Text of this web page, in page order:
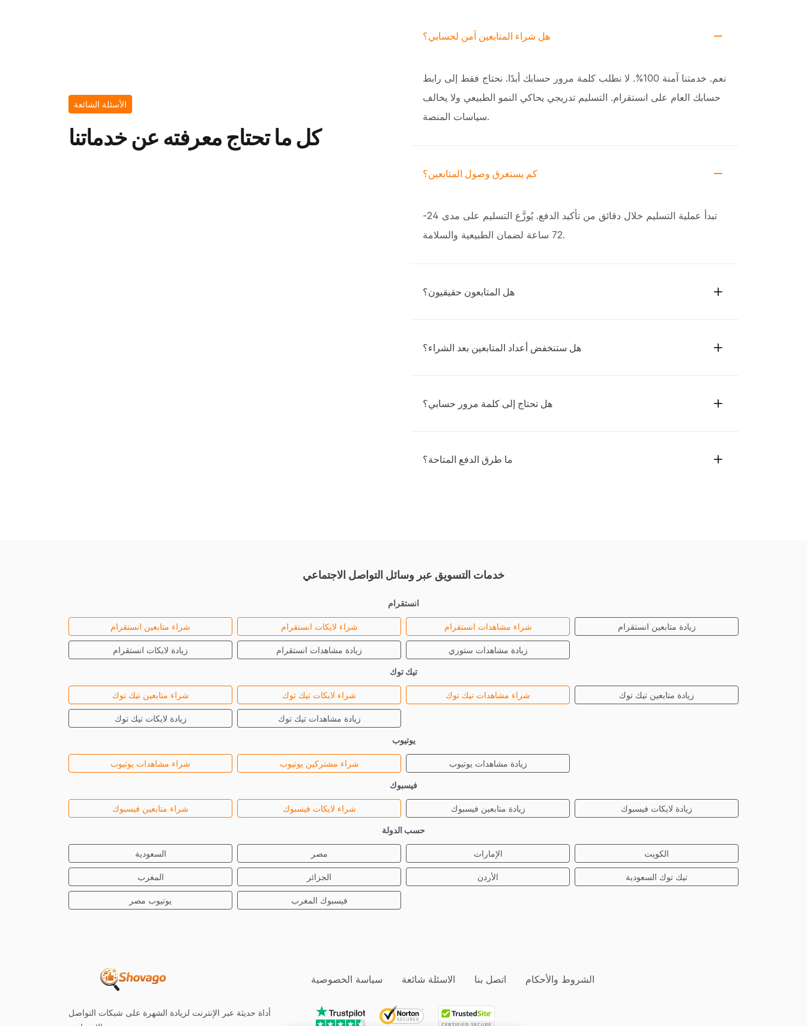
الأسئلة الشائعة
كل ما تحتاج معرفته عن خدماتنا
هل شراء المتابعين آمن لحسابي؟
نعم. خدمتنا آمنة 100%. لا نطلب كلمة مرور حسابك أبدًا. نحتاج فقط إلى رابط
حسابك العام على انستقرام. التسليم تدريجي يحاكي النمو الطبيعي ولا يخالف
سياسات المنصة.
كم يستغرق وصول المتابعين؟
تبدأ عملية التسليم خلال دقائق من تأكيد الدفع. يُوزَّع التسليم على مدى 24-
72 ساعة لضمان الطبيعية والسلامة.
هل المتابعون حقيقيون؟
هل ستنخفض أعداد المتابعين بعد الشراء؟
هل تحتاج إلى كلمة مرور حسابي؟
ما طرق الدفع المتاحة؟
خدمات التسويق عبر وسائل التواصل الاجتماعي
انستقرام
شراء متابعين انستقرام شراء لايكات انستقرام شراء مشاهدات انستقرام زيادة متابعين انستقرام
زيادة لايكات انستقرام زيادة مشاهدات انستقرام زيادة مشاهدات ستوري
تيك توك
شراء متابعين تيك توك شراء لايكات تيك توك شراء مشاهدات تيك توك زيادة متابعين تيك توك
زيادة لايكات تيك توك زيادة مشاهدات تيك توك
يوتيوب
شراء مشاهدات يوتيوب شراء مشتركين يوتيوب زيادة مشاهدات يوتيوب
فيسبوك
شراء متابعين فيسبوك شراء لايكات فيسبوك زيادة متابعين فيسبوك زيادة لايكات فيسبوك
حسب الدولة
السعودية مصر الإمارات الكويت
المغرب الجزائر الأردن تيك توك السعودية
يوتيوب مصر فيسبوك المغرب
أداة حديثة عبر الإنترنت لزيادة الشهرة على شبكات التواصل
سياسة الخصوصية الاسئلة شائعة اتصل بنا الشروط والأحكام